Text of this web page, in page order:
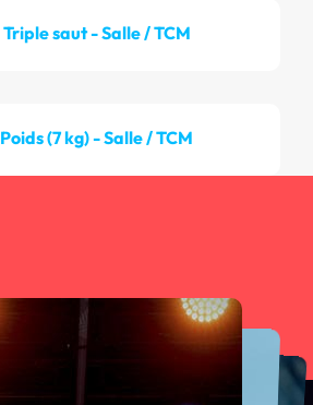
Triple saut - Salle / TCM
Poids (7 kg) - Salle / TCM